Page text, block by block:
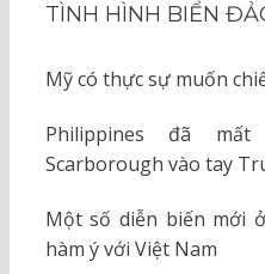
TÌNH HÌNH BIỂN
Mỹ có thực sự muốn
Philippines đã
Scarborough vào tay
Một số diễn biến mới
hàm ý với Việt Nam